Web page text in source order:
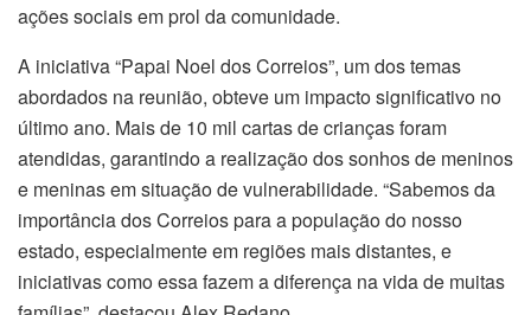
ações sociais em prol da comunidade.
A iniciativa “Papai Noel dos Correios”, um dos temas
abordados na reunião, obteve um impacto significativo no
último ano. Mais de 10 mil cartas de crianças foram
atendidas, garantindo a realização dos sonhos de meninos
e meninas em situação de vulnerabilidade. “Sabemos da
importância dos Correios para a população do nosso
estado, especialmente em regiões mais distantes, e
iniciativas como essa fazem a diferença na vida de muitas